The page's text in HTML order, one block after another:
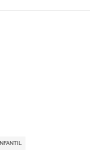
INFANTIL